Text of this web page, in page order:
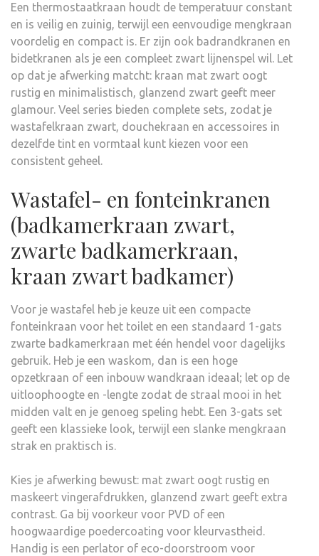
Een thermostaatkraan houdt de temperatuur constant
en is veilig en zuinig, terwijl een eenvoudige mengkraan
voordelig en compact is. Er zijn ook badrandkranen en
bidetkranen als je een compleet zwart lijnenspel wil. Let
op dat je afwerking matcht: kraan mat zwart oogt
rustig en minimalistisch, glanzend zwart geeft meer
glamour. Veel series bieden complete sets, zodat je
wastafelkraan zwart, douchekraan en accessoires in
dezelfde tint en vormtaal kunt kiezen voor een
consistent geheel.
Wastafel- en fonteinkranen
(badkamerkraan zwart,
zwarte badkamerkraan,
kraan zwart badkamer)
Voor je wastafel heb je keuze uit een compacte
fonteinkraan voor het toilet en een standaard 1-gats
zwarte badkamerkraan met één hendel voor dagelijks
gebruik. Heb je een waskom, dan is een hoge
opzetkraan of een inbouw wandkraan ideaal; let op de
uitloophoogte en -lengte zodat de straal mooi in het
midden valt en je genoeg speling hebt. Een 3-gats set
geeft een klassieke look, terwijl een slanke mengkraan
strak en praktisch is.
Kies je afwerking bewust: mat zwart oogt rustig en
maskeert vingerafdrukken, glanzend zwart geeft extra
contrast. Ga bij voorkeur voor PVD of een
hoogwaardige poedercoating voor kleurvastheid.
Handig is een perlator of eco-doorstroom voor